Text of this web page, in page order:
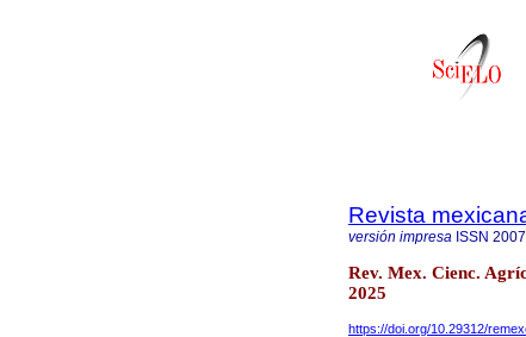
Revista
versión impresa ISSN
Rev. Mex. Cienc.
2025
https://doi.org/10.29312/